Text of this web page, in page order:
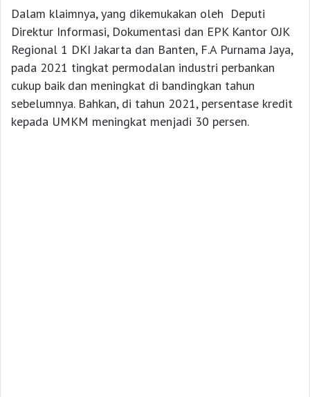
Dalam klaimnya, yang dikemukakan oleh Deputi
Direktur Informasi, Dokumentasi dan EPK Kantor OJK
Regional 1 DKI Jakarta dan Banten, F.A Purnama Jaya,
pada 2021 tingkat permodalan industri perbankan
cukup baik dan meningkat di bandingkan tahun
sebelumnya. Bahkan, di tahun 2021, persentase kredit
kepada UMKM meningkat menjadi 30 persen.